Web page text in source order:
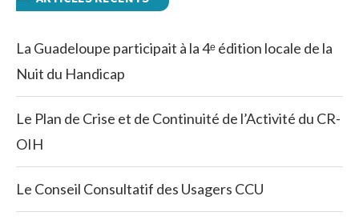
La Guadeloupe participait à la 4ᵉ édition locale de la
Nuit du Handicap
Le Plan de Crise et de Continuité de l’Activité du CR-
OIH
Le Conseil Consultatif des Usagers CCU